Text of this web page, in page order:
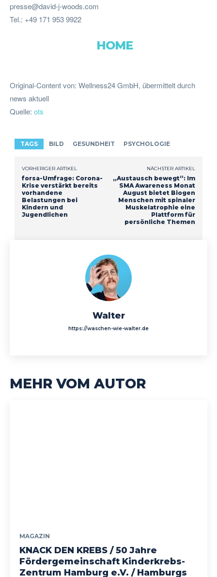
presse@david-j-woods.com
Tel.: +49 171 953 9922
HOME
Original-Content von: Wellness24 GmbH, übermittelt durch
news aktuell
Quelle: ots
TAGS BILD GESUNDHEIT PSYCHOLOGIE
VORHERIGER ARTIKEL
forsa-Umfrage: Corona-
Krise verstärkt bereits
vorhandene
Belastungen bei
Kindern und
Jugendlichen
NÄCHSTER ARTIKEL
„Austausch bewegt“: Im
SMA Awareness Monat
August bietet Biogen
Menschen mit spinaler
Muskelatrophie eine
Plattform für
persönliche Themen
Walter
https://waschen-wie-walter.de
MEHR VOM AUTOR
MAGAZIN
KNACK DEN KREBS / 50 Jahre
Fördergemeinschaft Kinderkrebs-
Zentrum Hamburg e.V. / Hamburgs